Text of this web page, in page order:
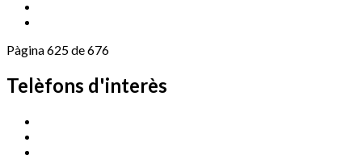
Pàgina 625 de 676
Telèfons d'interès